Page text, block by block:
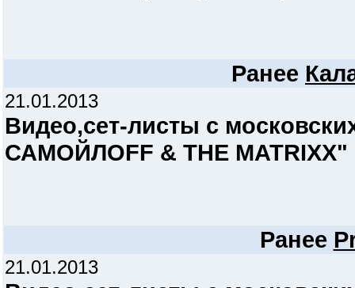
Ранее
21.01.2013
Видео,сет-листы c
САМОЙЛОFF & THE MATRIXX"
Ранее
21.01.2013